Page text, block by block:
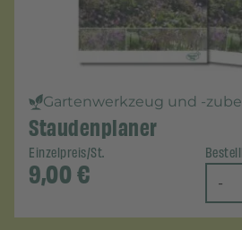
Gartenwerkzeug und -
Staudenplaner
Einzelpreis/St.
9,00€ -